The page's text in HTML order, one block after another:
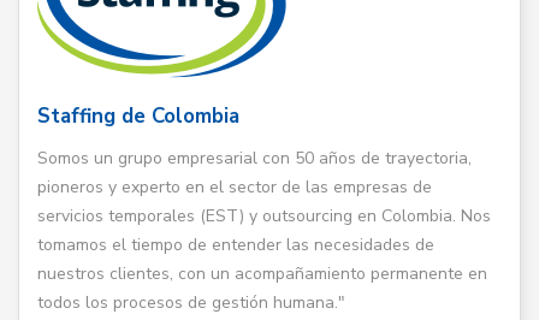
Staffing de Colombia
Somos un grupo empresarial con 50 años de trayectoria,
pioneros y experto en el sector de las empresas de
servicios temporales (EST) y outsourcing en Colombia. Nos
tomamos el tiempo de entender las necesidades de
nuestros clientes, con un acompañamiento permanente en
todos los procesos de gestión humana."